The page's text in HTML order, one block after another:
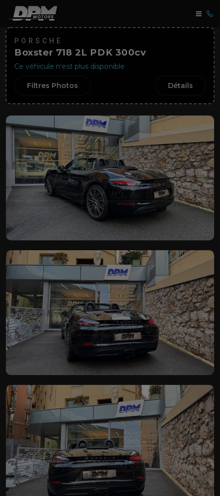
PORSCHE
Boxster 718 2L PDK 300cv
Ce véhicule n'est plus disponible
Filtres Photos Détails